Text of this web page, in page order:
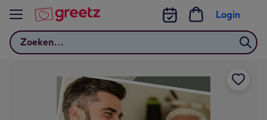
Bekijk meer
Zoeken
Login